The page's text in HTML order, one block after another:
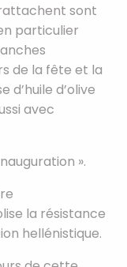
sont
particulier
de la fête et la
d’olive
avec
».
la résistance
hellénistique.